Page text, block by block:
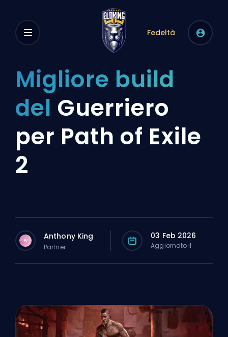
Fedeltà
Migliore build
del Guerriero
per Path of Exile
2
A Anthony King
Partner
03 Feb 2026
Aggiornato il